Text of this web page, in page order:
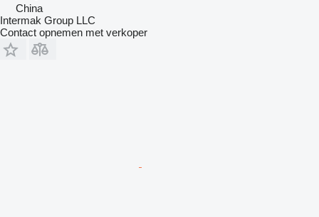
China
Intermak Group LLC
Contact opnemen met verkoper